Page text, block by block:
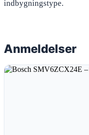
indbygningstype.
Anmeldelser